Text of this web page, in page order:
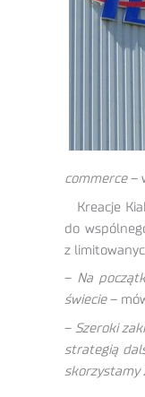
commerce–
Kreacje
do
z
– Na
świecie–
– Szeroki
strategią
skorzystamy